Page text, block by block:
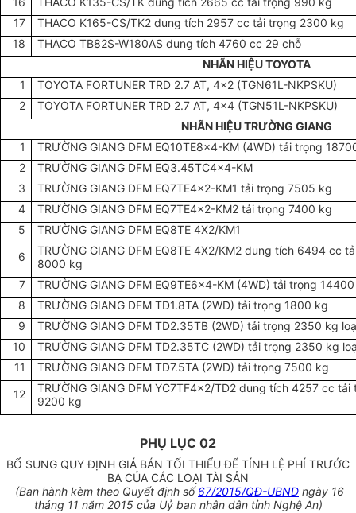
17
THACO K165-CS/TK2 dung tích 2957 cc tải trọng 2300 kg
18
THACO TB82S-W180AS dung tích 4760 cc 29 chỗ
NHÃN HIỆU TOYOTA
1
TOYOTA FORTUNER TRD 2.7 AT, 4x2 (TGN61L-NKPSKU)
2
TOYOTA FORTUNER TRD 2.7 AT, 4x4 (TGN51L-NKPSKU)
NHÃN HIỆU TRƯỜNG GIANG
1
TRƯỜNG GIANG DFM EQ10TE8x4-KM (4WD) tải trọng
2
TRƯỜNG GIANG DFM EQ3.45TC4x4-KM
3
TRƯỜNG GIANG DFM EQ7TE4x2-KM1 tải trọng 7505 kg
4
TRƯỜNG GIANG DFM EQ7TE4x2-KM2 tải trọng 7400 kg
5
TRƯỜNG GIANG DFM EQ8TE 4X2/KM1
6
TRƯỜNG GIANG DFM EQ8TE 4X2/KM2 dung tích 6494 cc
8000 kg
7
TRƯỜNG GIANG DFM EQ9TE6x4-KM (4WD) tải trọng
8
TRƯỜNG GIANG DFM TD1.8TA (2WD) tải trọng 1800 kg
9
TRƯỜNG GIANG DFM TD2.35TB (2WD) tải trọng 2350 kg
10
TRƯỜNG GIANG DFM TD2.35TC (2WD) tải trọng 2350 kg
11
TRƯỜNG GIANG DFM TD7.5TA (2WD) tải trọng 7500 kg
12
TRƯỜNG GIANG DFM YC7TF4x2/TD2 dung tích 4257 cc tải
9200 kg
PHỤ LỤC 02
BỔ SUNG QUY ĐỊNH GIÁ BÁN TỐI THIỂU ĐỂ TÍNH LỆ PHÍ TRƯỚC
BẠ CỦA CÁC LOẠI TÀI SẢN
(Ban hành kèm theo Quyết định số67/2015/QĐ-UBND ngày 16
tháng 11 năm 2015 của Uỷ ban nhân dân tỉnh Nghệ An)